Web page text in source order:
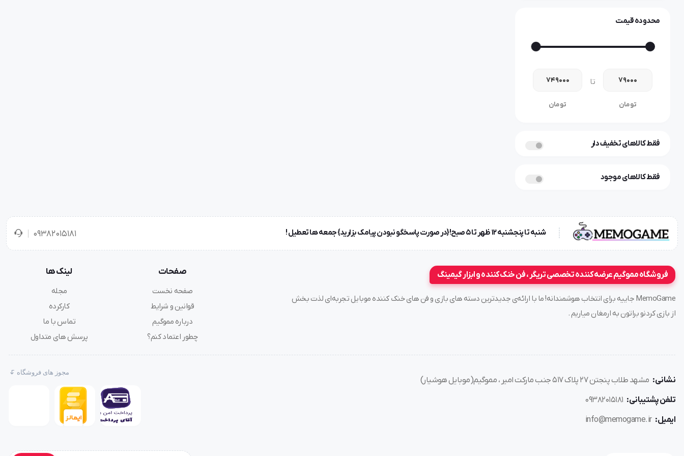
خواب
اس ام دی
سایروکس
۲۰وات
محدوده قیمت
تومان
تا
تومان
فقط کالاهای تخفیف دار
فقط کالاهای موجود
شنبه تا پنجشنبه ۱۲ ظهر تا 5 صبح!{در صورت پاسخگو نبودن پیامک بزارید} جمعه ها تعطیل ! ۰۹۳۸۲۰۱۵۱۸۱
فروشگاه مموگیم عرضه کننده تخصصی تریگر ، فن خنک کننده و ابزار گیمینگ
MemoGame جاییه برای انتخاب هوشمندانه! ما با ارائه‌ی جدیدترین دسته های بازی و فن های خنک کننده موبایل تجربه‌ای لذت بخش
از بازی کردنو براتون به ارمغان میاریم .
صفحات
صفحه نخست
قوانین و شرایط
درباره مموگیم
چطور اعتماد کنم؟
لینک ها
مجله
کارکرده
تماس با ما
پرسش های متداول
نشانی: مشهد طلاب پنجتن ۲۷ پلاک ۵۱۷ جنب مارکت امیر ، مموگیم(موبایل هوشیار)
تلفن پشتیبانی: ۰۹۳۸۲۰۱۵۱۸۱
ایمیل: info@memogame.ir
مجوز های فروشگاه